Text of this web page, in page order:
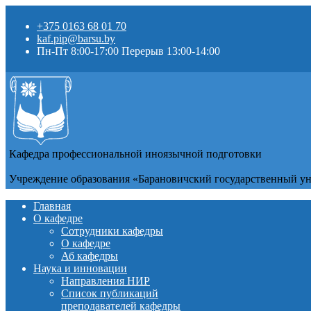
+375 0163 68 01 70
kaf.pip@barsu.by
Пн-Пт 8:00-17:00 Перерыв 13:00-14:00
Кафедра профессиональной иноязычной подготовки
Учреждение образования «Барановичский государственный
Главная
О кафедре
Сотрудники кафедры
О кафедре
Аб кафедры
Наука и инновации
Направления НИР
Список публикаций
преподавателей кафедры